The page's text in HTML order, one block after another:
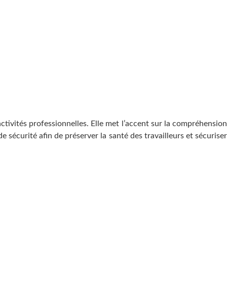
professionnelles. Elle met l’accent sur la compréhension
sécurité afin de préserver la santé des travailleurs et sécuriser